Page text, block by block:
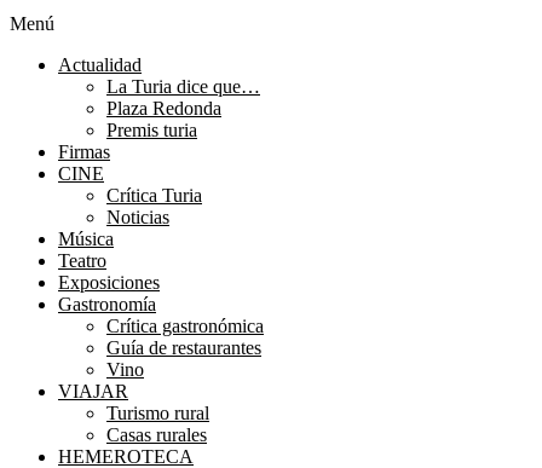
Menú
Actualidad
La Turia dice que…
Plaza Redonda
Premis turia
Firmas
CINE
Crítica Turia
Noticias
Música
Teatro
Exposiciones
Gastronomía
Crítica gastronómica
Guía de restaurantes
Vino
VIAJAR
Turismo rural
Casas rurales
HEMEROTECA